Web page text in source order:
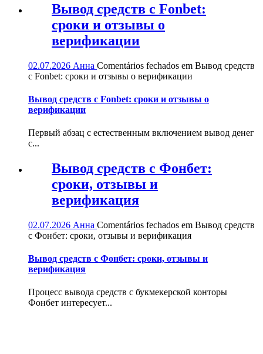
Вывод средств с Fonbet:
сроки и отзывы о
верификации
02.07.2026 Анна Comentários fechados em Вывод средств
с Fonbet: сроки и отзывы о верификации
Вывод средств с Fonbet: сроки и отзывы о
верификации
Первый абзац с естественным включением вывод денег
с...
Вывод средств с Фонбет:
сроки, отзывы и
верификация
02.07.2026 Анна Comentários fechados em Вывод средств
с Фонбет: сроки, отзывы и верификация
Вывод средств с Фонбет: сроки, отзывы и
верификация
Процесс вывода средств с букмекерской конторы
Фонбет интересует...